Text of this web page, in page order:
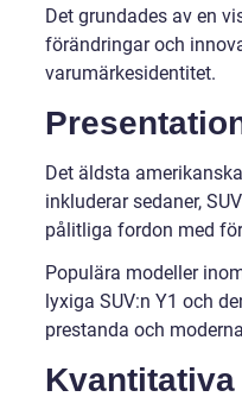
Det grundades av en
förändringar och
varumärkesidentitet.
Det äldsta
inkluderar sedaner,
pålitliga fordon med
Populära modeller
lyxiga SUV:n Y1 och
prestanda och